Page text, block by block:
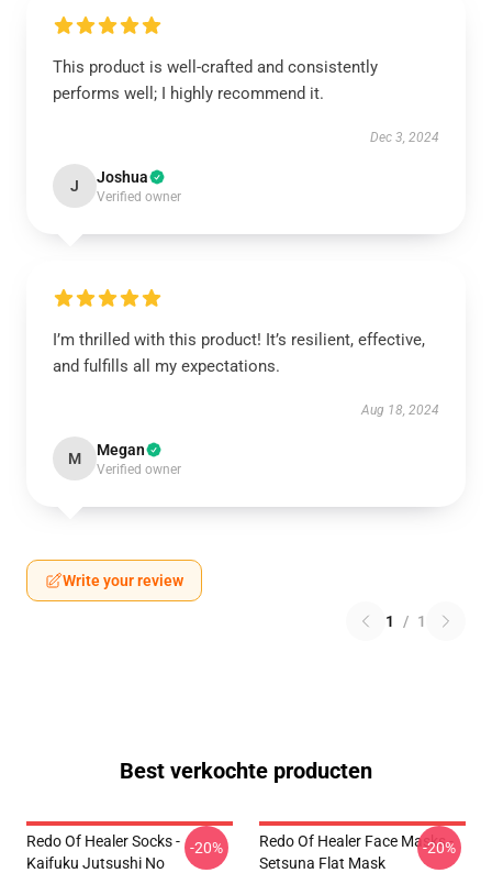
This product is well-crafted and consistently
performs well; I highly recommend it.
Dec 3, 2024
J Joshua
Verified owner
I’m thrilled with this product! It’s resilient, effective,
and fulfills all my expectations.
Aug 18, 2024
M Megan
Verified owner
Write your review
1 / 1
Best verkochte producten
Redo Of Healer Socks -
Kaifuku Jutsushi No
-20%
Redo Of Healer Face Masks -
Setsuna Flat Mask
-20%